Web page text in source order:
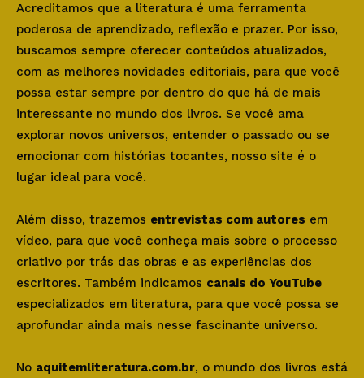
Acreditamos que a literatura é uma ferramenta
poderosa de aprendizado, reflexão e prazer. Por isso,
buscamos sempre oferecer conteúdos atualizados,
com as melhores novidades editoriais, para que você
possa estar sempre por dentro do que há de mais
interessante no mundo dos livros. Se você ama
explorar novos universos, entender o passado ou se
emocionar com histórias tocantes, nosso site é o
lugar ideal para você.
Além disso, trazemos entrevistas com autores em
vídeo, para que você conheça mais sobre o processo
criativo por trás das obras e as experiências dos
escritores. Também indicamos canais do YouTube
especializados em literatura, para que você possa se
aprofundar ainda mais nesse fascinante universo.
No aquitemliteratura.com.br, o mundo dos livros está